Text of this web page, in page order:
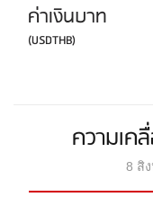
ค่าเงินบาท
(USDTHB)
ความเค
8 สิ